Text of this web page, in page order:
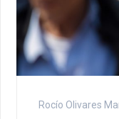
Rocío Olivares